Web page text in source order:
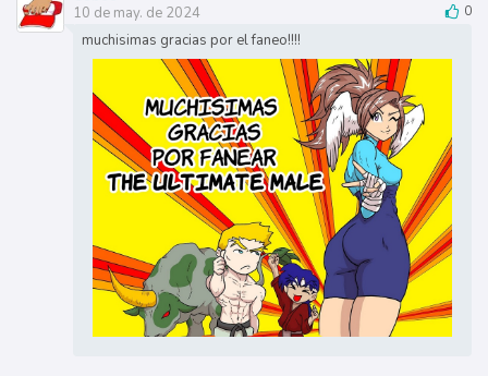
10 de may. de 2024
0
muchisimas gracias por el faneo!!!!